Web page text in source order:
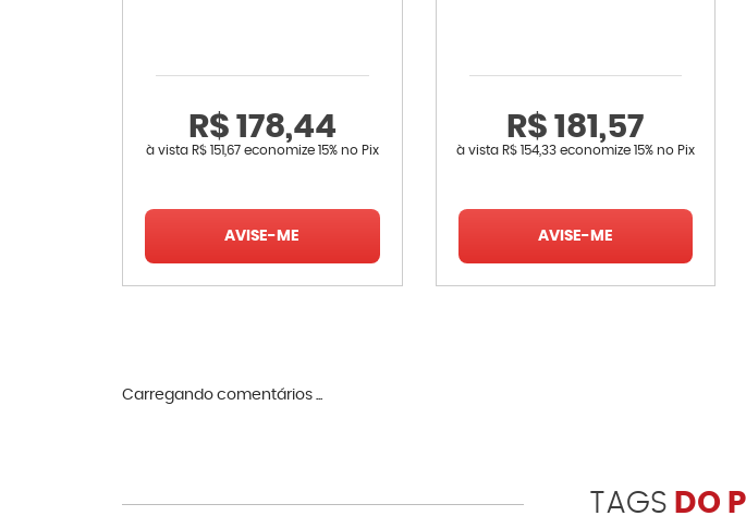
R$ 178,44
à vista R$ 151,67economize 15% no Pix
AVISE-ME
R$ 181,57
à vista R$ 154,33economize 15% no Pix
AVISE-ME
Carregando comentários ...
TAGS DO